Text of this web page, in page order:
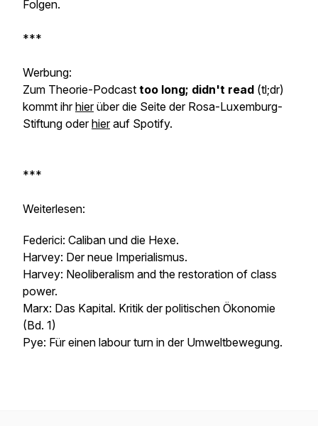
Folgen.
***
Werbung:
Zum Theorie-Podcast too long; didn't read (tl;dr)
kommt ihrhierüber die Seite der Rosa-Luxemburg-
Stiftung oderhierauf Spotify.
***
Weiterlesen:
Federici: Caliban und die Hexe.
Harvey: Der neue Imperialismus.
Harvey: Neoliberalism and the restoration of class
power.
Marx: Das Kapital. Kritik der politischen Ökonomie
(Bd. 1)
Pye: Für einen labour turn in der Umweltbewegung.